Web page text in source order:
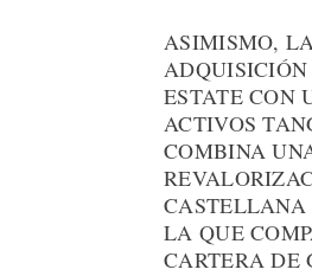
ASIMISMO,
ESTATE CON
ACTIVOS
COMBINA
CASTELLANA
LA QUE
CARTERA DE